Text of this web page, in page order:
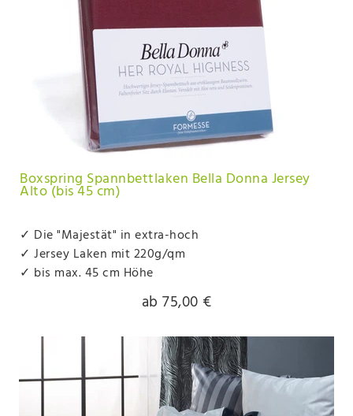
Boxspring Spannbettlaken Bella Donna Jersey
Alto (bis 45 cm)
✓ Die "Majestät" in extra-hoch
✓ Jersey Laken mit 220g/qm
✓ bis max. 45 cm Höhe
ab 75,00 €